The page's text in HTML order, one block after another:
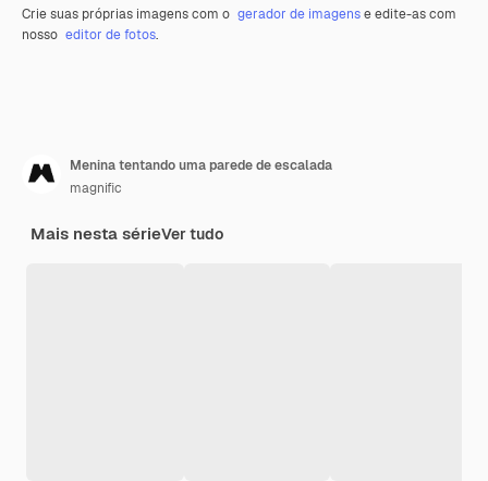
Crie suas próprias imagens com o gerador de imagense edite-as com
nosso editor de fotos.
Menina tentando uma parede de escalada
magnific
Mais nesta sérieVer tudo